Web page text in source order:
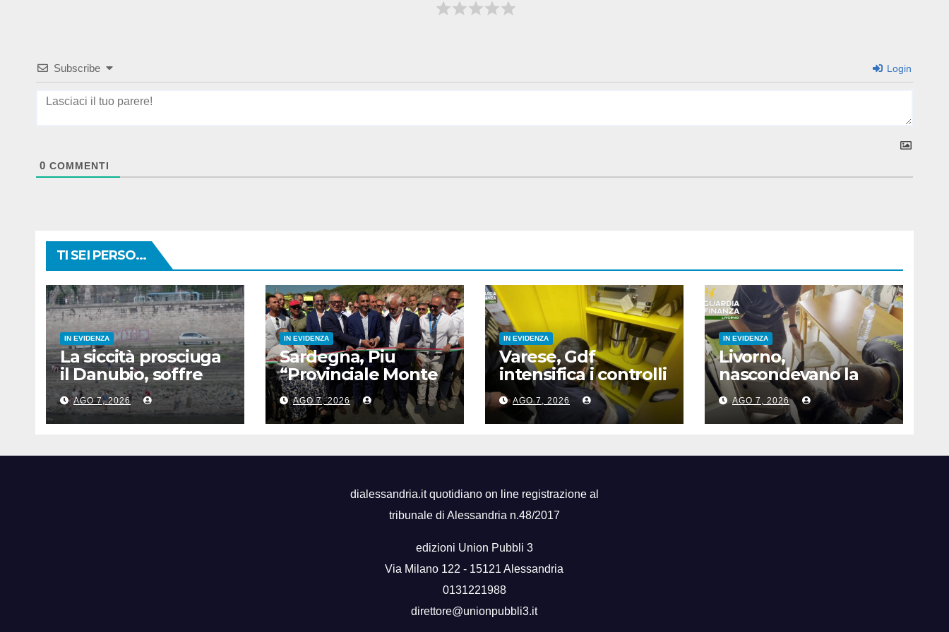
Subscribe Login
0 COMMENTI
TI SEI PERSO...
IN EVIDENZA
La siccità prosciuga
il Danubio, soffre
anche il turismo
AGO 7, 2026
IN EVIDENZA
Sardegna, Piu
“Provinciale Monte
Pino riapre dopo 13
anni, opera
fondamentale”
AGO 7, 2026
IN EVIDENZA
Varese, Gdf
intensifica i controlli
ai distributori di
carburante, 6
multati
AGO 7, 2026
IN EVIDENZA
Livorno,
nascondevano la
droga in un
frigorifero. Due
arresti
AGO 7, 2026
dialessandria.it quotidiano on line registrazione al
tribunale di Alessandria n.48/2017
edizioni Union Pubbli 3
Via Milano 122 - 15121 Alessandria
0131221988
direttore@unionpubbli3.it